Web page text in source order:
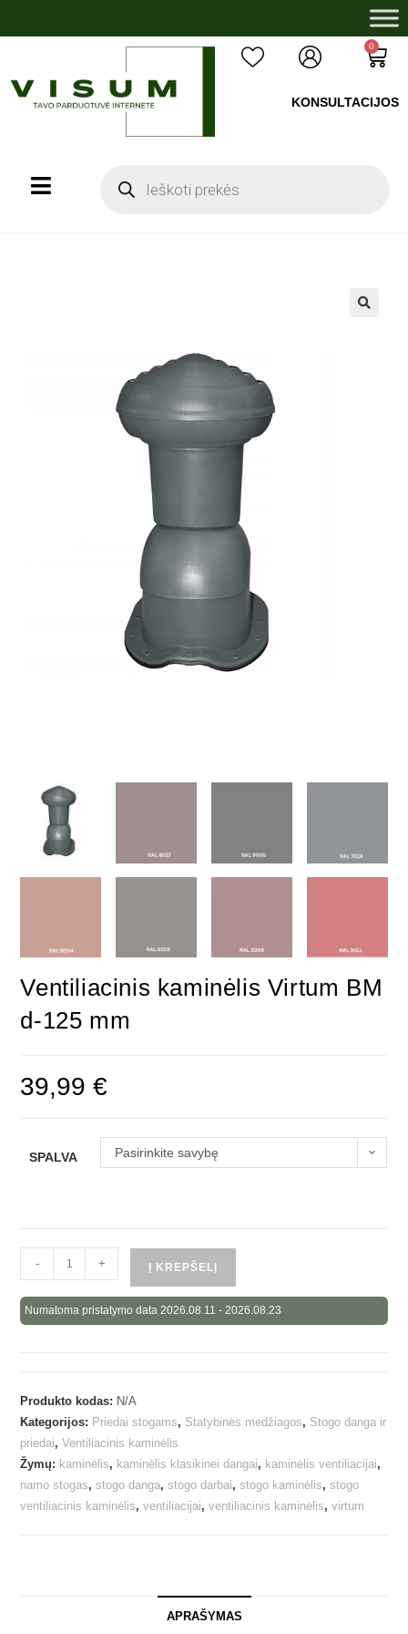
0
KONSULTACIJOS
Ventiliacinis kaminėlis Virtum BM
d-125 mm
39,99€
SPALVA Pasirinkite savybę
- + Į KREPŠELĮ
Numatoma pristatymo data 2026.08.11 - 2026.08.23
Produkto kodas: N/A
Kategorijos: Priedai stogams, Statybinės medžiagos, Stogo danga ir
priedai,Ventiliacinis kaminėlis
Žymų: kaminėlis, kaminėlis klasikinei dangai, kaminėlis ventiliacijai,
namo stogas,stogo danga,stogo darbai,stogo kaminėlis,stogo
ventiliacinis kaminėlis,ventiliacijai,ventiliacinis kaminėlis,virtum
APRAŠYMAS